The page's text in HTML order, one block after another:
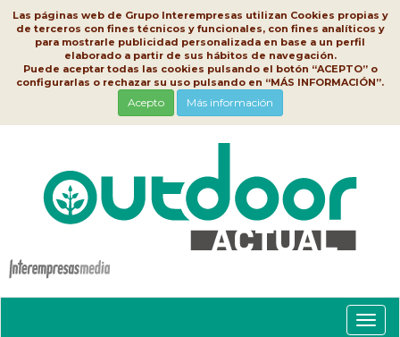
Las páginas web de Grupo Interempresas utilizan Cookies propias y
de terceros con fines técnicos y funcionales, con fines analíticos y
para mostrarle publicidad personalizada en base a un perfil
elaborado a partir de sus hábitos de navegación.
Puede aceptar todas las cookies pulsando el botón “ACEPTO” o
configurarlas o rechazar su uso pulsando en “MÁS INFORMACIÓN”.
Acepto Más información